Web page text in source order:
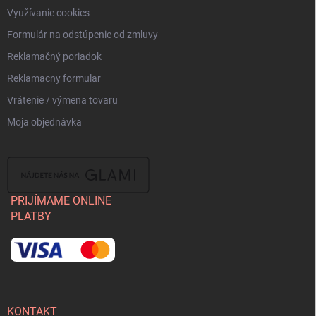
Využívanie cookies
Formulár na odstúpenie od zmluvy
Reklamačný poriadok
Reklamacny formular
Vrátenie / výmena tovaru
Moja objednávka
PRIJÍMAME ONLINE
PLATBY
KONTAKT